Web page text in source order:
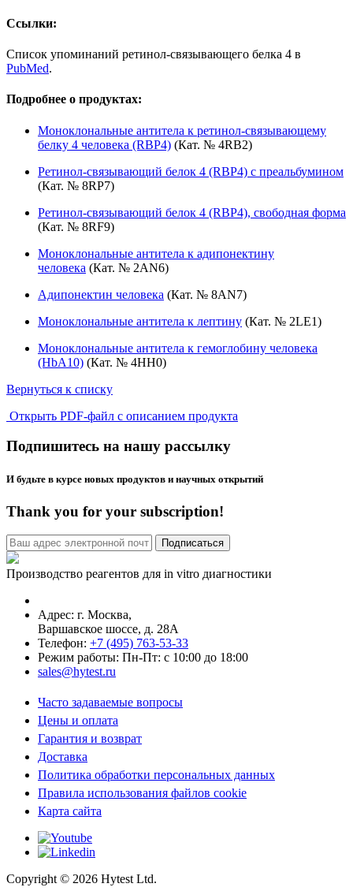
Ссылки:
Список упоминаний ретинол-связывающего белка 4 в
PubMed.
Подробнее о продуктах:
Моноклональные антитела к ретинол-связывающему
белку 4 человека (RBP4) (Кат. № 4RB2)
Ретинол-связывающий белок 4 (RBP4) с преальбумином
(Кат. № 8RP7)
Ретинол-связывающий белок 4 (RBP4), свободная форма
(Кат. № 8RF9)
Моноклональные антитела к адипонектину
человека (Кат. № 2AN6)
Адипонектин человека (Кат. № 8AN7)
Моноклональные антитела к лептину (Кат. № 2LE1)
Моноклональные антитела к гемоглобину человека
(HbA10) (Кат. № 4HH0)
Вернуться к списку
Открыть PDF-файл с описанием продукта
Подпишитесь на нашу рассылку
И будьте в курсе новых продуктов и научных открытий
Thank you for your subscription!
Производство реагентов для in vitro диагностики
Адрес: г. Москва,
Варшавское шоссе, д. 28А
Телефон: +7 (495) 763-53-33
Режим работы: Пн-Пт: с 10:00 до 18:00
sales@hytest.ru
Часто задаваемые вопросы
Цены и оплата
Гарантия и возврат
Доставка
Политика обработки персональных данных
Правила использования файлов cookie
Карта сайта
Copyright © 2026 Hytest Ltd.